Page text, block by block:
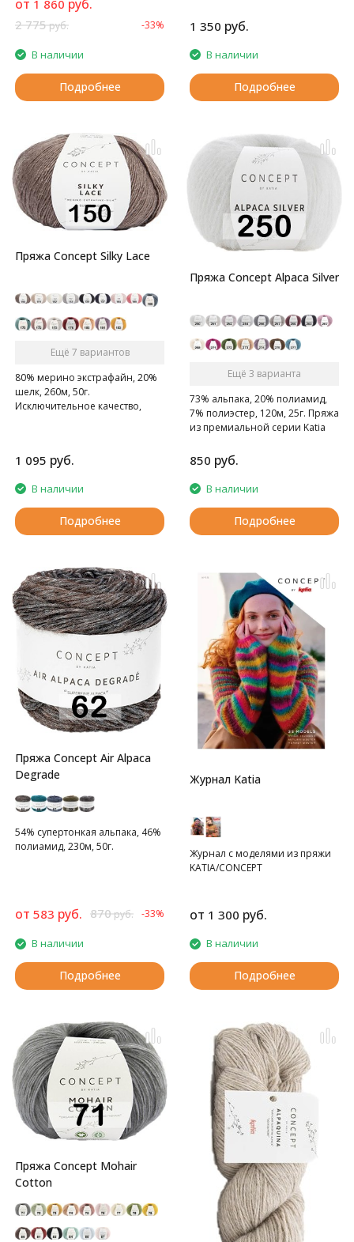
от 1 860 руб.
2 775руб. -33%
В наличии
Подробнее
1 350 руб.
В наличии
Подробнее
Пряжа Concept Silky Lace
Ещё 7 вариантов
80% мерино экстрафайн, 20%
шелк, 260м, 50г.
Исключительное качество,
1 095 руб.
В наличии
Подробнее
Пряжа Concept Alpaca Silver
Ещё 3 варианта
73% альпака, 20% полиамид,
7% полиэстер, 120м, 25г. Пряжа
из премиальной серии Katia
850 руб.
В наличии
Подробнее
Пряжа Concept Air Alpaca
Degrade
54% супертонкая альпака, 46%
полиамид, 230м, 50г.
от 583 руб. 870руб. -33%
В наличии
Подробнее
Журнал Katia
Журнал с моделями из пряжи
KATIA/CONCEPT
от 1 300 руб.
В наличии
Подробнее
Пряжа Concept Mohair
Cotton